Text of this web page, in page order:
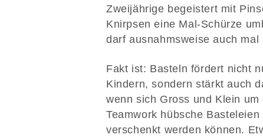
Zweijährige begeistert mit
Knirpsen eine Mal-Schürze
darf ausnahmsweise auch
Fakt ist: Basteln fördert nicht
Kindern, sondern stärkt auch
wenn sich Gross und Klein
Teamwork hübsche
verschenkt werden können.